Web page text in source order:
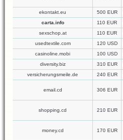
ekontakt.eu 500 EUR
carta.info
110 EUR
sexschop.at
110 EUR
usedtextile.com
120 USD
casinoline.mobi
100 USD
diversity.biz
310 EUR
versicherungsmeile.de
240 EUR
email.cd 306 EUR
shopping.cd 210 EUR
money.cd 170 EUR